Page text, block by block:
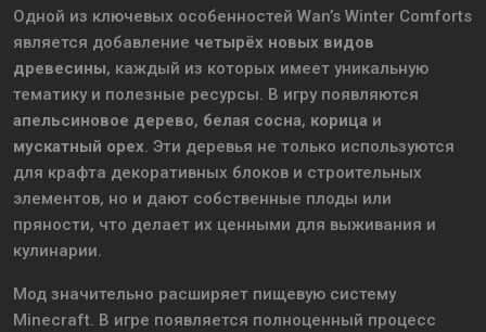
Одной из ключевых особенностей Wan’s Winter Comforts
является добавление четырёх новых видов
древесины, каждый из которых имеет уникальную
тематику и полезные ресурсы. В игру появляются
апельсиновое дерево, белая сосна, корица и
мускатный орех. Эти деревья не только используются
для крафта декоративных блоков и строительных
элементов, но и дают собственные плоды или
пряности, что делает их ценными для выживания и
кулинарии.
Мод значительно расширяет пищевую систему
Minecraft. В игре появляется полноценный процесс